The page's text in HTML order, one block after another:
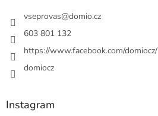
vseprovas@domio.cz
603 801 132
https://www.facebook.com/domiocz/
domiocz
Instagram